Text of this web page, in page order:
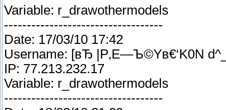
Variable: r_drawothermodels
-----------------------------------
Date: 17/03/10 17:42
Username: [вЂ |Р‚Е—Ъ©Yв€‘K0N
IP: 77.213.232.17
Variable: r_drawothermodels
-----------------------------------